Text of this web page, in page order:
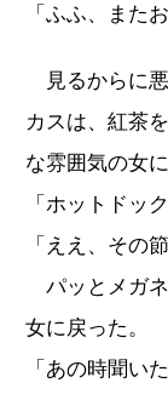
「ふふ、また
見るからに
カスは、紅茶
な雰囲気の女に
「ホットドッ
「ええ、その
パッとメガ
女に戻った。
「あの時聞い